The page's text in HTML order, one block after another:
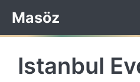
İçeriğe
atla
Masöz
Istanbul